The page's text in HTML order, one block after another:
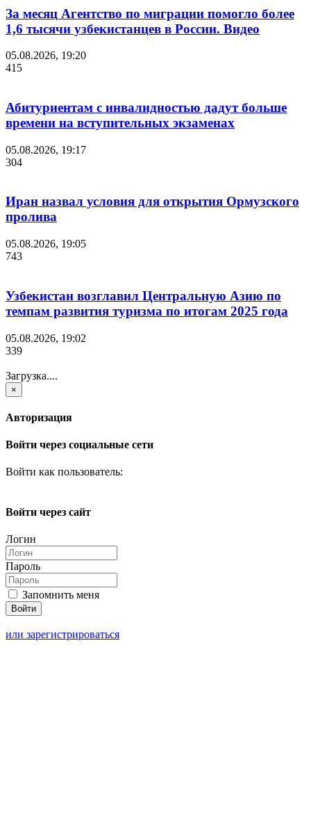
За месяц Агентство по миграции помогло более
1,6 тысячи узбекистанцев в России. Видео
05.08.2026, 19:20
415
Абитуриентам с инвалидностью дадут больше
времени на вступительных экзаменах
05.08.2026, 19:17
304
Иран назвал условия для открытия Ормузского
пролива
05.08.2026, 19:05
743
Узбекистан возглавил Центральную Азию по
темпам развития туризма по итогам 2025 года
05.08.2026, 19:02
339
Загрузка....
×
Авторизация
Войти через социальные сети
Войти как пользователь:
Войти через сайт
Логин
Пароль
Запомнить меня
или зарегистрироваться